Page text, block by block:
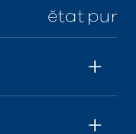
nueva
abre en una